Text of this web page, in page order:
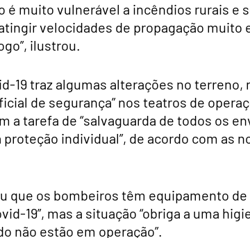
é muito vulnerável a incêndios rurais e
velocidades de propagação muito
ilustrou.
19 traz algumas alterações no terreno,
de segurança” nos teatros de
a tarefa de “salvaguarda de todos os
individual”, de acordo com as
que os bombeiros têm equipamento
19”, mas a situação “obriga a uma
não estão em operação”.